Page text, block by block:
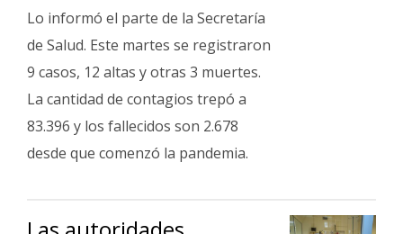
Lo informó el parte de la Secretaría
de Salud. Este martes se registraron
9 casos, 12 altas y otras 3 muertes.
La cantidad de contagios trepó a
83.396 y los fallecidos son 2.678
desde que comenzó la pandemia.